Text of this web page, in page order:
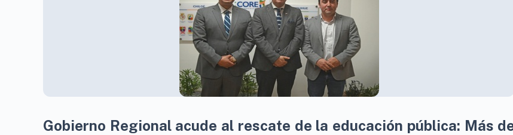
Gobierno Regional acude al rescate de la educación pública: Más